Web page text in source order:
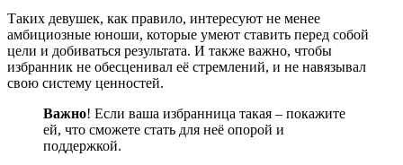
Таких девушек, как правило, интересуют не менее
амбициозные юноши, которые умеют ставить перед собой
цели и добиваться результата. И также важно, чтобы
избранник не обесценивал её стремлений, и не навязывал
свою систему ценностей.
Важно! Если ваша избранница такая – покажите
ей, что сможете стать для неё опорой и
поддержкой.